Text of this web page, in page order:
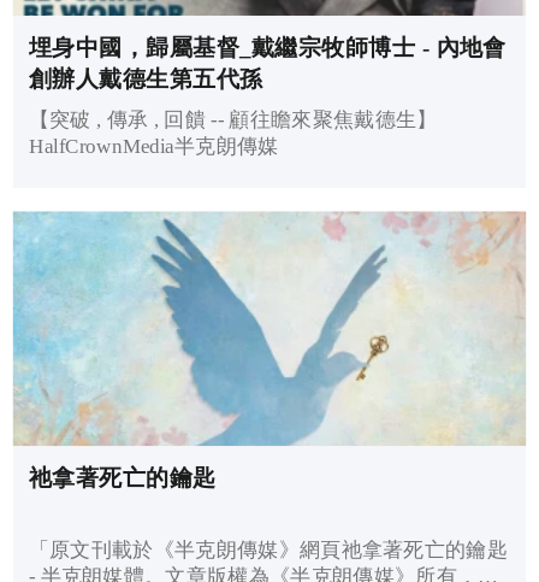
埋身中國，歸屬基督_戴繼宗牧師博士 - 內地會
創辦人戴德生第五代孫
【突破 , 傳承 , 回饋 -- 顧往瞻來聚焦戴德生】
HalfCrownMedia半克朗傳媒
祂拿著死亡的鑰匙
「原文刊載於《半克朗傳媒》網頁祂拿著死亡的鑰匙
- 半克朗媒體。文章版權為《半克朗傳媒》所有，已